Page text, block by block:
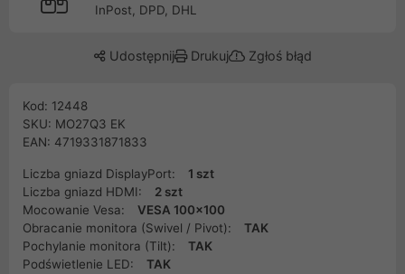
InPost, DPD, DHL
Udostępnij Drukuj Zgłoś błąd
Kod: 12448
SKU: MO27Q3 EK
EAN: 4719331871833
Liczba gniazd DisplayPort:
1 szt
Liczba gniazd HDMI:
2 szt
Mocowanie Vesa:
VESA 100x100
Obracanie monitora (Swivel / Pivot):
TAK
Pochylanie monitora (Tilt):
TAK
Podświetlenie LED:
TAK